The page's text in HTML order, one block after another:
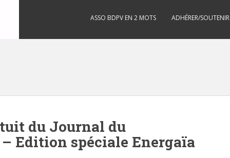
ASSO BDPV EN 2 MOTS ADHÉRER/SOUTENIR
du Journal du
Edition spéciale Energaïa